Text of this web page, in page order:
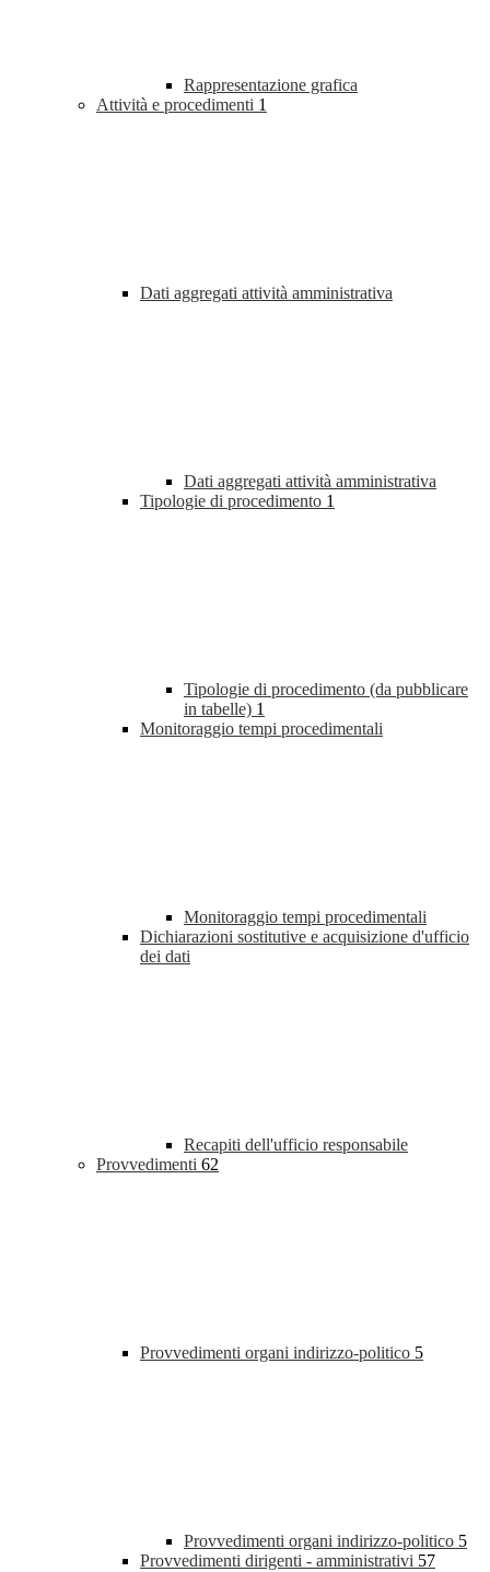
Rappresentazione grafica
Attività e procedimenti 1
Dati aggregati attività amministrativa
Dati aggregati attività amministrativa
Tipologie di procedimento 1
Tipologie di procedimento (da pubblicare
in tabelle) 1
Monitoraggio tempi procedimentali
Monitoraggio tempi procedimentali
Dichiarazioni sostitutive e acquisizione d'ufficio
dei dati
Recapiti dell'ufficio responsabile
Provvedimenti 62
Provvedimenti organi indirizzo-politico 5
Provvedimenti organi indirizzo-politico 5
Provvedimenti dirigenti - amministrativi 57